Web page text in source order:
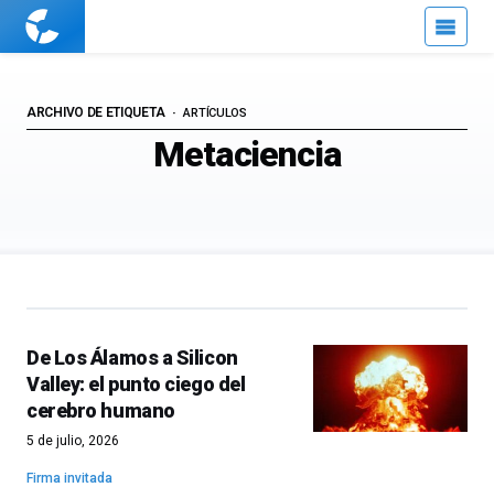
Cuaderno
Metaciencia
ARCHIVO DE ETIQUETA ARTÍCULOS
De Los Álamos a Silicon
Valley: el punto ciego del
cerebro humano
5 de julio, 2026
Firma invitada